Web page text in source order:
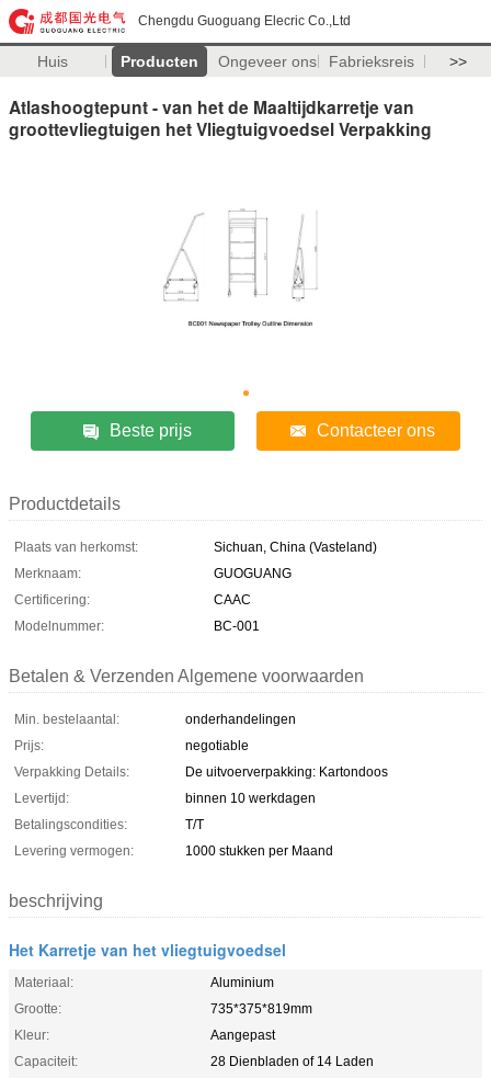
Chengdu Guoguang Elecric Co.,Ltd
Huis Producten Ongeveer ons Fabrieksreis >>
Atlashoogtepunt - van het de Maaltijdkarretje van
groottevliegtuigen het Vliegtuigvoedsel Verpakking
Beste prijs Contacteer ons
Productdetails
Plaats van herkomst:
Sichuan, China (Vasteland)
Merknaam:
GUOGUANG
Certificering:
CAAC
Modelnummer:
BC-001
Betalen & Verzenden Algemene voorwaarden
Min. bestelaantal:
onderhandelingen
Prijs:
negotiable
Verpakking Details:
De uitvoerverpakking: Kartondoos
Levertijd:
binnen 10 werkdagen
Betalingscondities:
T/T
Levering vermogen:
1000 stukken per Maand
beschrijving
Het Karretje van het vliegtuigvoedsel
Materiaal:
Aluminium
Grootte:
735*375*819mm
Kleur:
Aangepast
Capaciteit:
28 Dienbladen of 14 Laden